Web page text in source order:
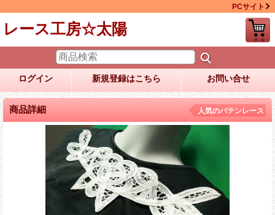
PCサイト
レース工房☆太陽
ログイン 新規登録はこちら お問い合せ
商品詳細 人気のバテンレース